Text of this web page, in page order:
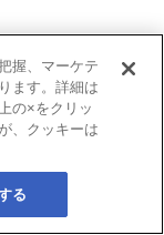
握、マーケテ
ます。詳細は
の×をクリッ
、クッキーは
る